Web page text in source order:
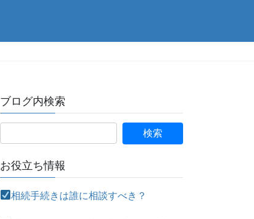
ブログ内検索
お役立ち情報
相続手続きは誰に相談すべき？